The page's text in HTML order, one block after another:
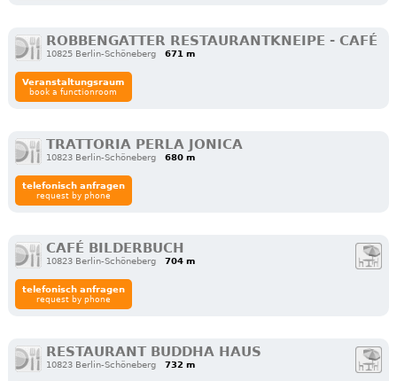
ROBBENGATTER RESTAURANTKNEIPE - CAFÉ
10825 Berlin-Schöneberg 671 m
Veranstaltungsraum
book a functionroom
TRATTORIA PERLA JONICA
10823 Berlin-Schöneberg 680 m
telefonisch anfragen
request by phone
CAFÉ BILDERBUCH
10823 Berlin-Schöneberg 704 m
telefonisch anfragen
request by phone
RESTAURANT BUDDHA HAUS
10823 Berlin-Schöneberg 732 m